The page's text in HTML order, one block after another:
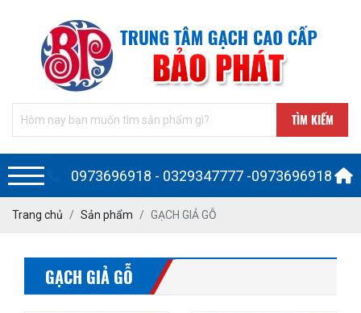
TÌM KIẾM
0973696918 - 0329347777 -0973696918
Trang chủ Sản phẩm GẠCH GIẢ GỖ
GẠCH GIẢ GỖ